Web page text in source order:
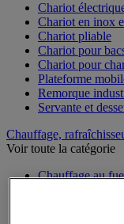
Chariot
Chariot en inox
Chariot pliable
Chariot pour
Chariot pour
Plateforme
Remorque
Servante et
Chauffage,
Voir toute la catégorie
Chauffage au